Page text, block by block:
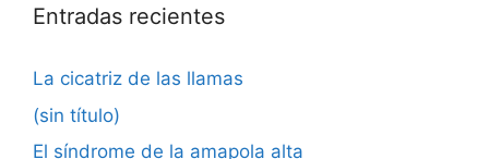
Entradas recientes
La cicatriz de las llamas
(sin título)
El síndrome de la amapola alta